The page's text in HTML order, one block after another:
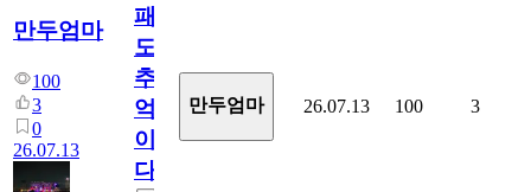
만두엄마
100
3
0
26.07.13
패
도
추
억
이
다.
만두엄마 26.07.13 100 3